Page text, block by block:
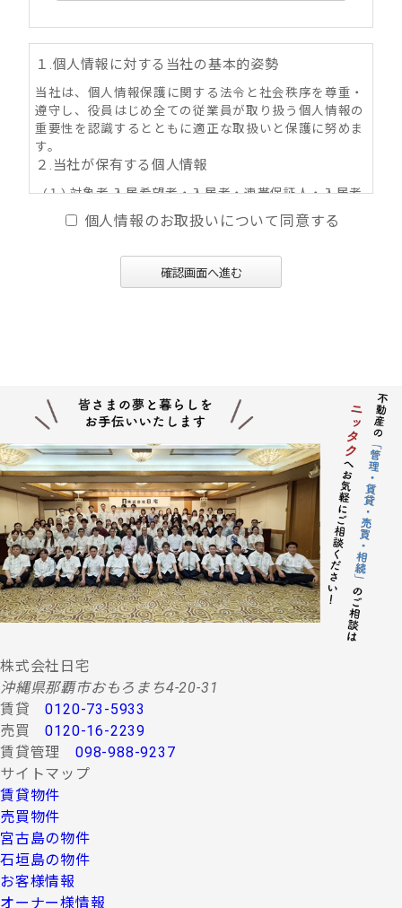
１.個人情報に対する当社の基本的姿勢
当社は、個人情報保護に関する法令と社会秩序を尊重・
遵守し、役員はじめ全ての従業員が取り扱う個人情報の
重要性を認識するとともに適正な取扱いと保護に努めま
す。
２.当社が保有する個人情報
(１) 対象者 入居希望者・入居者・連帯保証人・入居者
家族・同居人・不動産の所有者その他権利者
(２) 取得情報内容 住所・氏名・性別・生年月日・年
アドレス）・自宅電話番号・個人Ｅ-mail アドレス
(１) 不動産の賃貸、売買、交換、及びそれらの媒介・
代理、紹介、入居申込結果等の連絡、信用情報機
関への信用照会、物件の管理等に関する契約その
他取り決め事項の履行に必要な範囲における利用
並びに当社及び当社グループ会社（アパマンショ
ップ本部及び加盟企業を含む：以下同じ）が提供
する情報・サービスの提供。
(２) 当社グループ会社によるコンサルティング、調査
等に関する契約その他取り決め事項の履行に必要
な範囲における利用並びに情報・サービスの提
供。
(３) 当社グループ会社における広告・宣伝、その他当
社グループ会社より発送されるダイレクトメール
又は、Ｅ-mail、Ｗｅｂサイト等を利用した情報サ
ービスの提供。
(４) 当社グループ会社が行う顧客動向調査、市場調
査、商品開発等の分析データ並びに広告反響等の
各種調査。
(５) 前各項に定める利用目的の達成に必要な範囲にお
ける個人情報の第三者提供。
４.お客様の個人情報の第三者への提供
第三者への提供にあたっては、機密保持のために必要な
措置を講じます。なお、上記利用目的の達成に必要な範
囲内において業務委託先に情報を提供する場合など、法
令に反しない範囲で停止請求をお受けできないことがあ
ります。 お客様の個人情報は、上記利用目的のために以
下の者に対して書面または口頭もしくはその他媒体によ
個人情報のお取扱いについて同意する
確認画面へ進む
株式会社日宅
沖縄県那覇市おもろまち4-20-31
賃貸0120-73-5933
売買0120-16-2239
賃貸管理 098-988-9237
サイトマップ
賃貸物件
売買物件
宮古島の物件
石垣島の物件
お客様情報
オーナー様情報